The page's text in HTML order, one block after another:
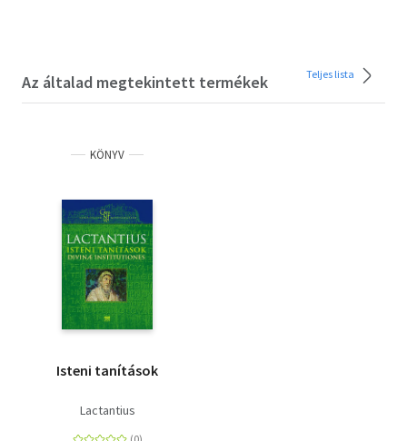
Az általad megtekintett termékek Teljes lista
KÖNYV
Isteni tanítások
Lactantius